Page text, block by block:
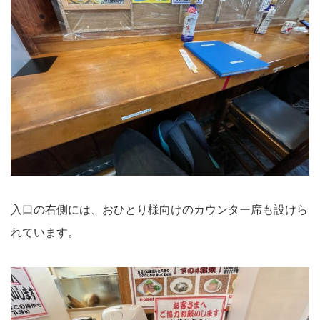
入口の右側には、おひとり様向けのカウンター席も設けら
れています。